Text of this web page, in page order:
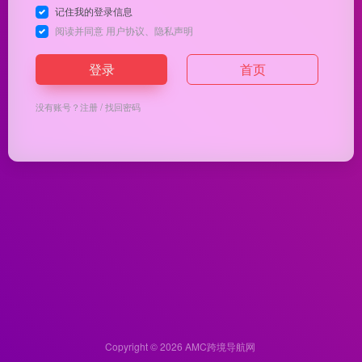
记住我的登录信息
阅读并同意 用户协议 隐私声明
登录 首页
没有账号？注册/找回密码
Copyright © 2026 AMC跨境导航网